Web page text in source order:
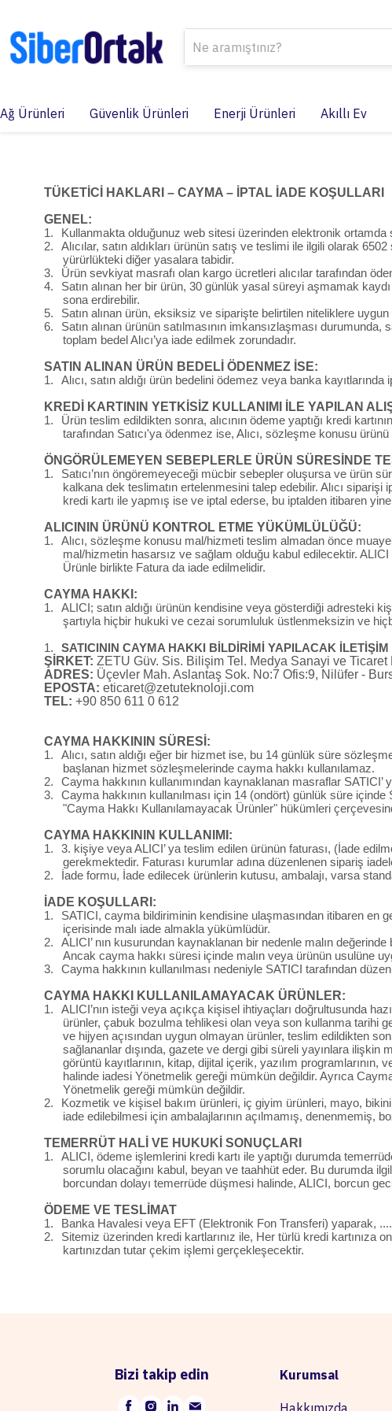
Ağ Ürünleri Güvenlik Ürünleri Enerji Ürünleri Akıllı Ev
TÜKETİCİ HAKLARI – CAYMA – İPTAL İADE KOŞULLARI
GENEL:
1.
Kullanmakta olduğunuz web sitesi üzerinden elektronik
2.
Alıcılar, satın aldıkları ürünün satış ve teslimi ile ilgili olarak
yürürlükteki diğer yasalara tabidir.
3.
Ürün sevkiyat masrafı olan kargo ücretleri alıcılar tarafından
4.
Satın alınan her bir ürün, 30 günlük yasal süreyi aşmamak
sona erdirebilir.
5.
Satın alınan ürün, eksiksiz ve siparişte belirtilen niteliklere
6.
Satın alınan ürünün satılmasının imkansızlaşması
toplam bedel Alıcı’ya iade edilmek zorundadır.
SATIN ALINAN ÜRÜN BEDELİ ÖDENMEZ İSE:
1.
Alıcı, satın aldığı ürün bedelini ödemez veya banka
KREDİ KARTININ YETKİSİZ KULLANIMI İLE YAPILAN
1.
Ürün teslim edildikten sonra, alıcının ödeme yaptığı kredi
tarafından Satıcı'ya ödenmez ise, Alıcı, sözleşme konusu
ÖNGÖRÜLEMEYEN SEBEPLERLE ÜRÜN SÜRESİNDE
1.
Satıcı’nın öngöremeyeceği mücbir sebepler oluşursa ve ürün
kalkana dek teslimatın ertelenmesini talep edebilir. Alıcı
kredi kartı ile yapmış ise ve iptal ederse, bu iptalden itibaren
ALICININ ÜRÜNÜ KONTROL ETME YÜKÜMLÜLÜĞÜ:
1.
Alıcı, sözleşme konusu mal/hizmeti teslim almadan önce
mal/hizmetin hasarsız ve sağlam olduğu kabul edilecektir.
Ürünle birlikte Fatura da iade edilmelidir.
CAYMA HAKKI:
1.
ALICI; satın aldığı ürünün kendisine veya gösterdiği adresteki
şartıyla hiçbir hukuki ve cezai sorumluluk üstlenmeksizin ve
1.
SATICININ CAYMA HAKKI BİLDİRİMİ YAPILACAK
ŞİRKET: ZETU Güv. Sis. Bilişim Tel. Medya Sanayi ve Ticaret
ADRES: Üçevler Mah. Aslantaş Sok. No:7 Ofis:9, Nilüfer -
EPOSTA: eticaret@zetuteknoloji.com
TEL: +90 850 611 0 612
CAYMA HAKKININ SÜRESİ:
1.
Alıcı, satın aldığı eğer bir hizmet ise, bu 14 günlük süre
başlanan hizmet sözleşmelerinde cayma hakkı kullanılamaz.
2.
Cayma hakkının kullanımından kaynaklanan masraflar SATICI’
3.
Cayma hakkının kullanılması için 14 (ondört) günlük süre
"Cayma Hakkı Kullanılamayacak Ürünler" hükümleri
CAYMA HAKKININ KULLANIMI:
1.
3. kişiye veya ALICI’ ya teslim edilen ürünün faturası, (İade
gerekmektedir. Faturası kurumlar adına düzenlenen sipariş
2.
İade formu, İade edilecek ürünlerin kutusu, ambalajı, varsa
İADE KOŞULLARI:
1.
SATICI, cayma bildiriminin kendisine ulaşmasından itibaren en
içerisinde malı iade almakla yükümlüdür.
2.
ALICI’ nın kusurundan kaynaklanan bir nedenle malın
Ancak cayma hakkı süresi içinde malın veya ürünün usulüne
3.
Cayma hakkının kullanılması nedeniyle SATICI tarafından
CAYMA HAKKI KULLANILAMAYACAK ÜRÜNLER:
1.
ALICI’nın isteği veya açıkça kişisel ihtiyaçları doğrultusunda
ürünler, çabuk bozulma tehlikesi olan veya son kullanma tarihi
ve hijyen açısından uygun olmayan ürünler, teslim edildikten
sağlananlar dışında, gazete ve dergi gibi süreli yayınlara
görüntü kayıtlarının, kitap, dijital içerik, yazılım
halinde iadesi Yönetmelik gereği mümkün değildir. Ayrıca
Yönetmelik gereği mümkün değildir.
2.
Kozmetik ve kişisel bakım ürünleri, iç giyim ürünleri, mayo,
iade edilebilmesi için ambalajlarının açılmamış, denenmemiş,
TEMERRÜT HALİ VE HUKUKİ SONUÇLARI
1.
ALICI, ödeme işlemlerini kredi kartı ile yaptığı durumda
sorumlu olacağını kabul, beyan ve taahhüt eder. Bu durumda
borcundan dolayı temerrüde düşmesi halinde, ALICI, borcun
ÖDEME VE TESLİMAT
1.
Banka Havalesi veya EFT (Elektronik Fon Transferi) yaparak,
2.
Sitemiz üzerinden kredi kartlarınız ile, Her türlü kredi
kartınızdan tutar çekim işlemi gerçekleşecektir.
Bizi takip edin Kurumsal
Hakkımızda